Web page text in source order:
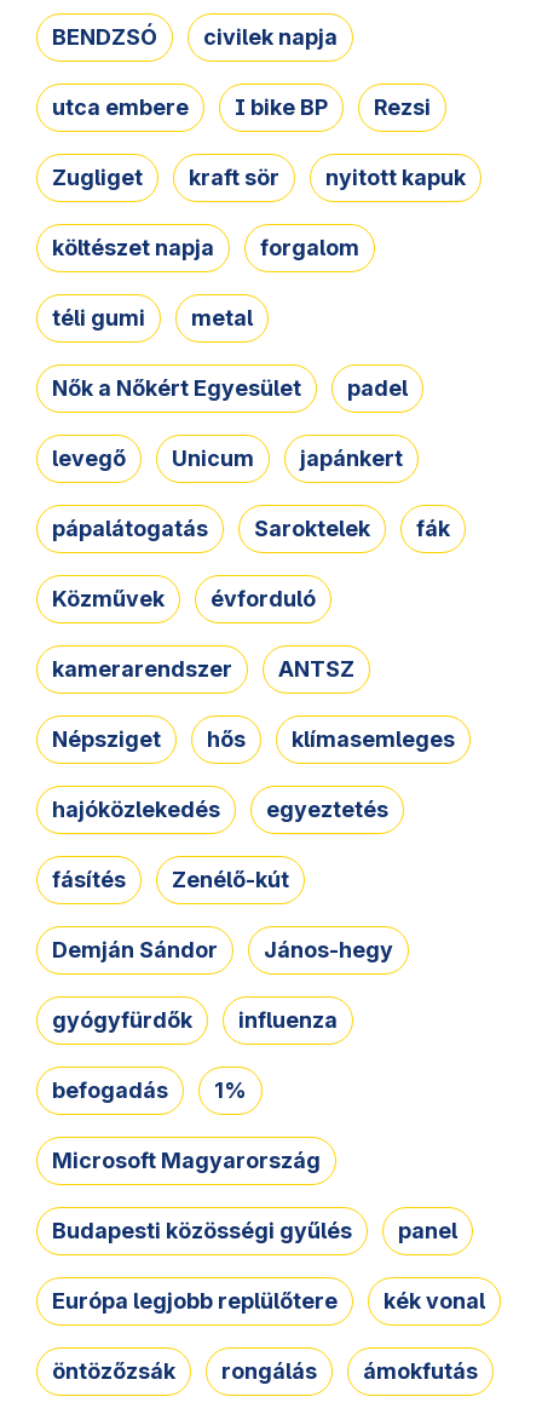
BENDZSÓ civilek napja
utca embere I bike BP Rezsi
Zugliget kraft sör nyitott kapuk
költészet napja forgalom
téli gumi metal
Nők a Nőkért Egyesület padel
levegő Unicum japánkert
pápalátogatás Saroktelek fák
Közművek évforduló
kamerarendszer ANTSZ
Népsziget hős klímasemleges
hajóközlekedés egyeztetés
fásítés Zenélő-kút
Demján Sándor János-hegy
gyógyfürdők influenza
befogadás 1%
Microsoft Magyarország
Budapesti közösségi gyűlés panel
Európa legjobb replülőtere kék vonal
öntözőzsák rongálás ámokfutás